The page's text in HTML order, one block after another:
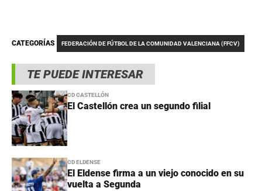
TE PUEDE INTERESAR
CD CASTELLÓN
El Castellón crea un segundo filial
CD ELDENSE
El Eldense firma a un viejo conocido en su
vuelta a Segunda
CATEGORÍAS FEDERACIÓN DE FÚTBOL DE LA COMUNIDAD VALENCIANA (FFCV)